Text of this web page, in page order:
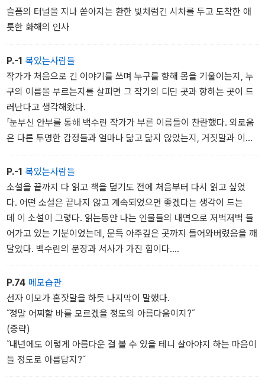
슬픔의 터널을 지나 쏟아지는 환한 빛처럼긴 시차를 두고 도착한 애
틋한 화해의 인사
P.-1 복있는사람들
작가가 처음으로 긴 이야기를 쓰며 누구를 향해 몸을 기울이는지, 누
구의 이름을 부르는지를 살피면 그 작가의 디딘 곳과 향하는 곳이 드
러난다고 생각해왔다.
「눈부신 안부를 통해 백수린 작가가 부른 이름들이 찬란했다. 외로움
은 다른 투명한 감정들과 얼마나 닮고 닮지 않았는지, 거짓말과 이야
기가 어디에서 엉키고또 풀리는지, 백수린의 질문들에 소설을 읽
은 사람들이 천천히 답장을 쓸 수 있다면 좋겠다. 이 아름답고 강렬
한 발신의 책이, 착신과 회신으로 다음 이야기들을 탄생시킬 것이
다. 정세랑(소설가)
P.-1 복있는사람들
소설을 끝까지 다 읽고 책을 덮기도 전에 처음부터 다시 읽고 싶었
다. 어떤 소설은 끝나지 않고 계속되었으면 좋겠다는 생각이 드는
데 이 소설이 그렇다. 읽는동안 나는 인물들의 내면으로 저벅저벅 들
어가고 있는 기분이었는데, 문득 아주깊은 곳까지 들어와버렸음을 깨
달았다. 백수린의 문장과 서사가 가진 힘이다.
어째서 이토록 부드럽고 단단한 힘이 있어서, 삶을 조금 더 살아봐야
겠다고 생각하게 만드는 걸까. 어째서 영원히 해결되지 않을 것만 같
은 고통과 아픔, 슬픔을간직하고서도 나아가보려는 용기를 갖게 만드
는 걸까. 읽는 동안 나는 무수히 많은 사람이 지닌 무수히 많은 사랑
을 만난 것 같다. 저마다의 삶의 반짝임을 만난것 같다. 존재만으로
도 우리의 삶은 충분하고, 사람과 사람을 잇는 다정한 마음이 전하
는 안부만으로도 가능해지는 삶이 있다는 걸 알게 되었다. 안미옥(시
P.74 메모습관
선자 이모가 혼잣말을 하듯 나지막이 말했다.
˝정말 어찌할 바를 모르겠을 정도의 아름다움이지?˝
(중략)
˝내년에도 이렇게 아름다운 걸 볼 수 있을 테니 살아야지 하는 마음이
들 정도로 아름답지?˝